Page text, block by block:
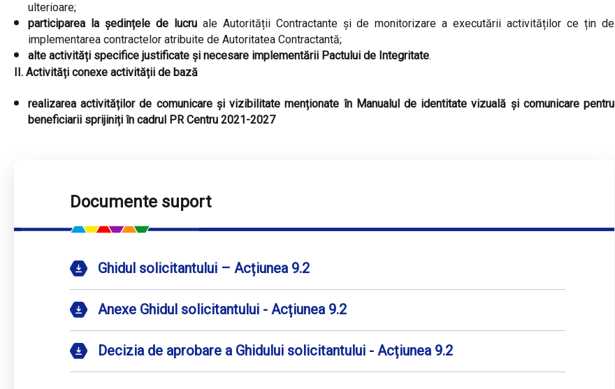
ulterioare;
participarea la ședințele de lucruale Autorității Contractante și de monitorizare a executării activităților ce țin de
implementarea contractelor atribuite de Autoritatea Contractantă;
alte activități specifice justificate și necesare implementării Pactului de Integritate.
II. Activități conexe activității de bază
realizarea activităților de comunicare și vizibilitate menționate în Manualul de identitate vizuală și comunicare pentru
beneficiarii sprijiniți în cadrul PR Centru 2021-2027
Documente suport
Ghidul solicitantului – Acțiunea 9.2
Anexe Ghidul solicitantului - Acțiunea 9.2
Decizia de aprobare a Ghidului solicitantului - Acțiunea 9.2